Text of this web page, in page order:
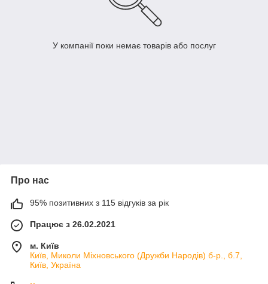
У компанії поки немає товарів або послуг
Про нас
95% позитивних з 115 відгуків за рік
Працює з 26.02.2021
м. Київ
Київ, Миколи Міхновського (Дружби Народів) б-р., б.7,
Київ, Україна